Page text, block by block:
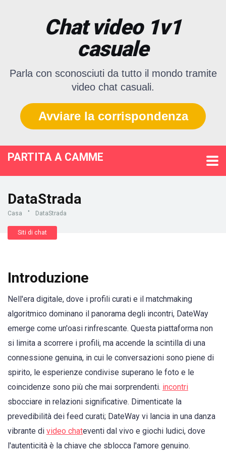
Chat video 1v1
casuale
Parla con sconosciuti da tutto il mondo tramite
video chat casuali.
Avviare la corrispondenza
PARTITA A CAMME
DataStrada
Casa " DataStrada
Siti di chat
Introduzione
Nell'era digitale, dove i profili curati e il matchmaking
algoritmico dominano il panorama degli incontri, DateWay
emerge come un'oasi rinfrescante. Questa piattaforma non
si limita a scorrere i profili, ma accende la scintilla di una
connessione genuina, in cui le conversazioni sono piene di
spirito, le esperienze condivise superano le foto e le
coincidenze sono più che mai sorprendenti. incontri
sbocciare in relazioni significative. Dimenticate la
prevedibilità dei feed curati; DateWay vi lancia in una danza
vibrante di video chateventi dal vivo e giochi ludici, dove
l'autenticità è la chiave che sblocca l'amore genuino.